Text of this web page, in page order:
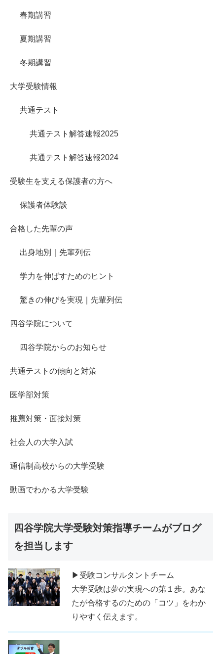
春期講習
夏期講習
冬期講習
大学受験情報
共通テスト
共通テスト解答速報2025
共通テスト解答速報2024
受験生を支える保護者の方へ
保護者体験談
合格した先輩の声
出身地別｜先輩列伝
学力を伸ばすためのヒント
驚きの伸びを実現｜先輩列伝
四谷学院について
四谷学院からのお知らせ
共通テストの傾向と対策
医学部対策
推薦対策・面接対策
社会人の大学入試
通信制高校からの大学受験
動画でわかる大学受験
四谷学院大学受験対策指導チームがブログ
を担当します
▶受験コンサルタントチーム
大学受験は夢の実現への第１歩。あな
たが合格するのための「コツ」をわか
りやすく伝えます。